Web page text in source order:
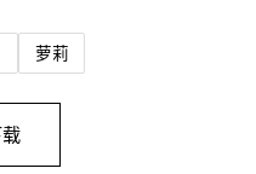
萝莉